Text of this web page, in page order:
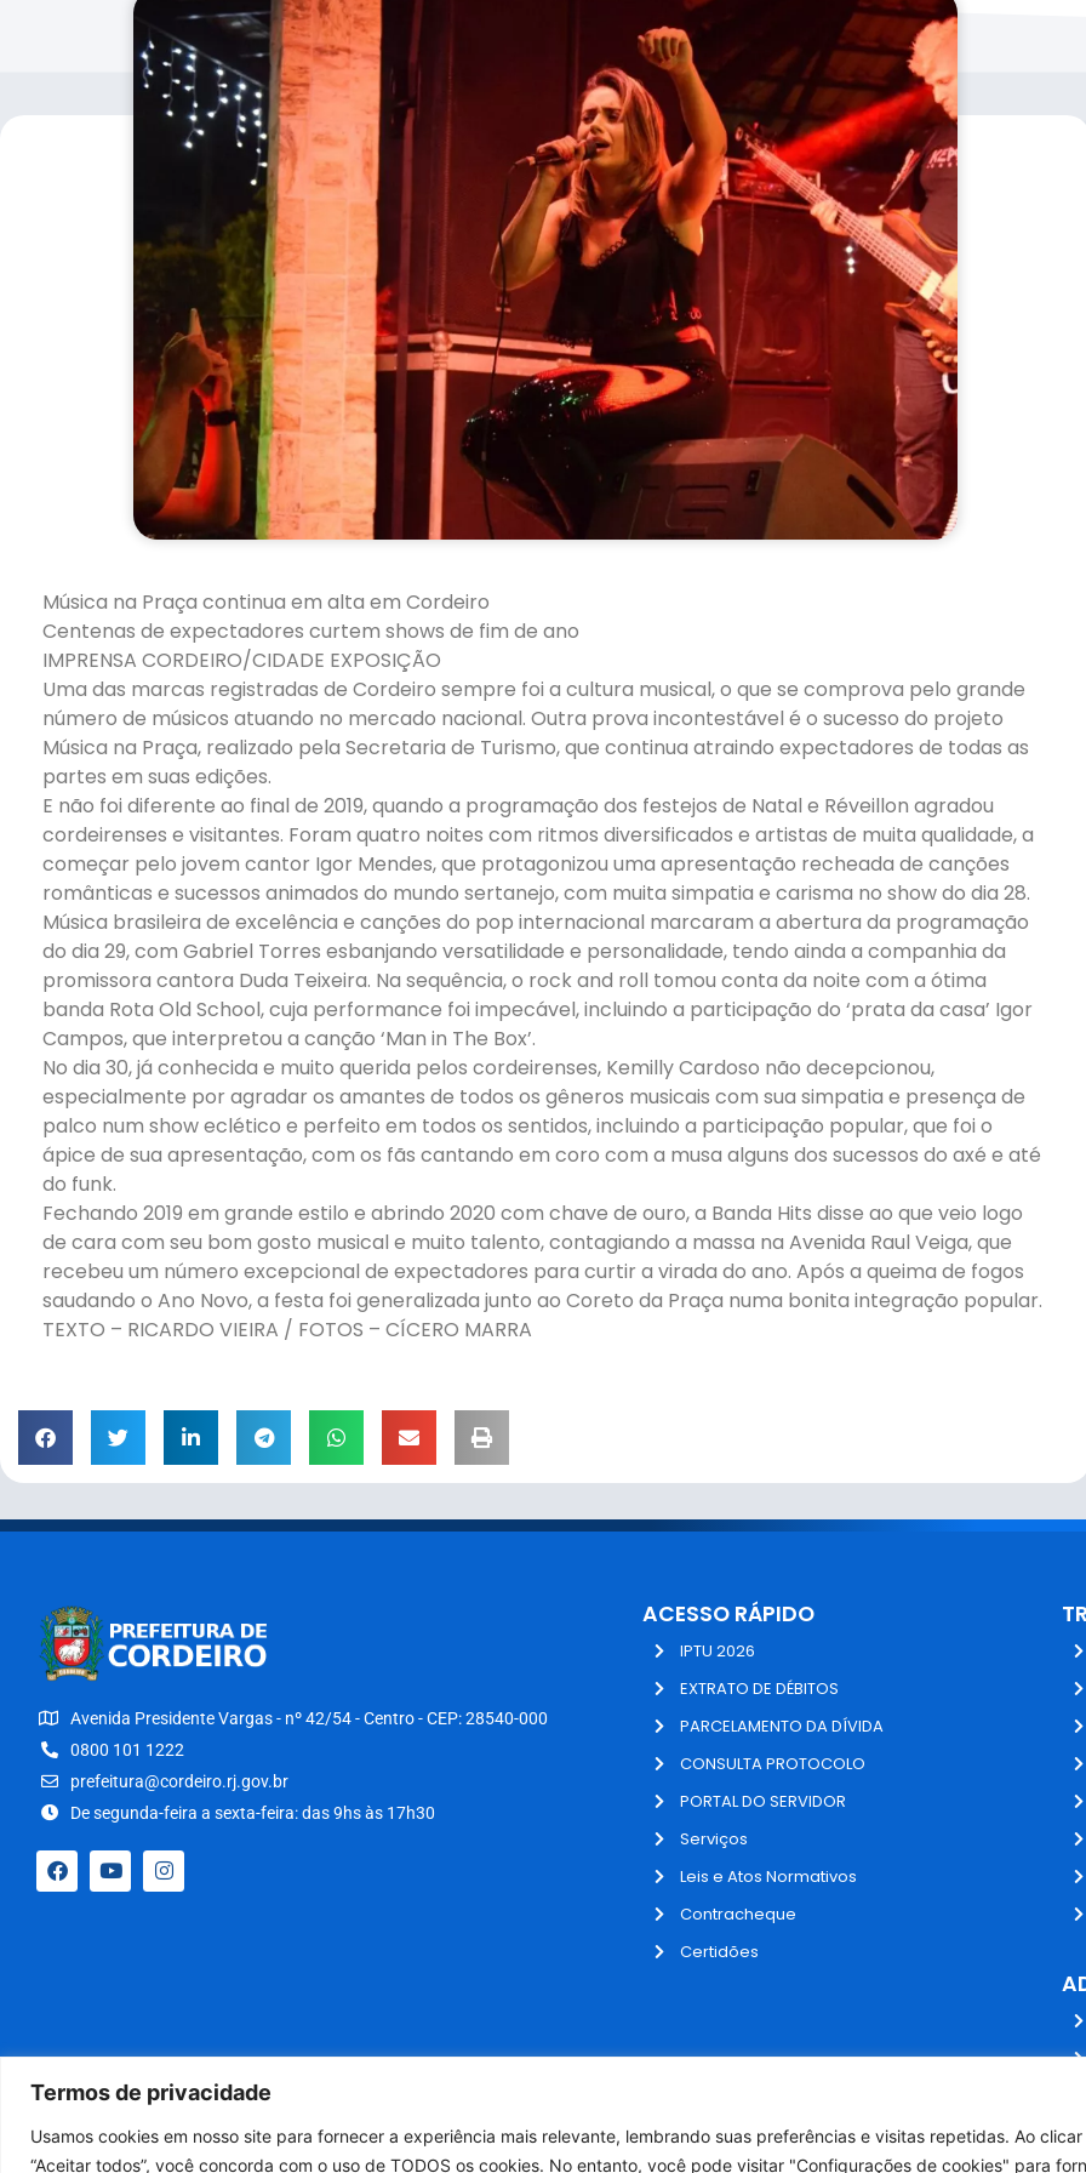
Termos de privacidade
Usamos cookies em nosso site para fornecer a experiência mais relevante, lembrando suas preferências e visitas repetidas. Ao clicar
“Aceitar todos”, você concorda com o uso de TODOS os cookies. No entanto, você pode visitar "Configurações de cookies" para
Música na Praça continua em alta em Cordeiro
Centenas de expectadores curtem shows de fim de ano
IMPRENSA CORDEIRO/CIDADE EXPOSIÇÃO
Uma das marcas registradas de Cordeiro sempre foi a cultura musical, o que se comprova pelo grande
número de músicos atuando no mercado nacional. Outra prova incontestável é o sucesso do projeto
Música na Praça, realizado pela Secretaria de Turismo, que continua atraindo expectadores de todas as
partes em suas edições.
E não foi diferente ao final de 2019, quando a programação dos festejos de Natal e Réveillon agradou
cordeirenses e visitantes. Foram quatro noites com ritmos diversificados e artistas de muita qualidade, a
começar pelo jovem cantor Igor Mendes, que protagonizou uma apresentação recheada de canções
românticas e sucessos animados do mundo sertanejo, com muita simpatia e carisma no show do dia 28.
Música brasileira de excelência e canções do pop internacional marcaram a abertura da programação
do dia 29, com Gabriel Torres esbanjando versatilidade e personalidade, tendo ainda a companhia da
promissora cantora Duda Teixeira. Na sequência, o rock and roll tomou conta da noite com a ótima
banda Rota Old School, cuja performance foi impecável, incluindo a participação do ‘prata da casa’ Igor
Campos, que interpretou a canção ‘Man in The Box’.
No dia 30, já conhecida e muito querida pelos cordeirenses, Kemilly Cardoso não decepcionou,
especialmente por agradar os amantes de todos os gêneros musicais com sua simpatia e presença de
palco num show eclético e perfeito em todos os sentidos, incluindo a participação popular, que foi o
ápice de sua apresentação, com os fãs cantando em coro com a musa alguns dos sucessos do axé e até
do funk.
Fechando 2019 em grande estilo e abrindo 2020 com chave de ouro, a Banda Hits disse ao que veio logo
de cara com seu bom gosto musical e muito talento, contagiando a massa na Avenida Raul Veiga, que
recebeu um número excepcional de expectadores para curtir a virada do ano. Após a queima de fogos
saudando o Ano Novo, a festa foi generalizada junto ao Coreto da Praça numa bonita integração popular.
TEXTO – RICARDO VIEIRA / FOTOS – CÍCERO MARRA
Avenida Presidente Vargas - nº 42/54 - Centro - CEP: 28540-000
0800 101 1222
prefeitura@cordeiro.rj.gov.br
De segunda-feira a sexta-feira: das 9hs às 17h30
ACESSO RÁPIDO
IPTU 2026
EXTRATO DE DÉBITOS
PARCELAMENTO DA DÍVIDA
CONSULTA PROTOCOLO
PORTAL DO SERVIDOR
Serviços
Leis e Atos Normativos
Contracheque
Certidões